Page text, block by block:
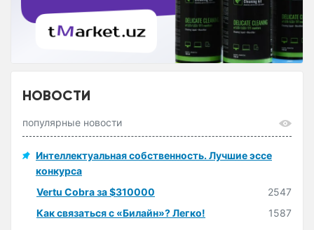
НОВОСТИ
популярные новости
Интеллектуальная собственность. Лучшие эссе
конкурса
Vertu Cobra за $310000
2547
Как связаться с «Билайн»? Легко!
1587